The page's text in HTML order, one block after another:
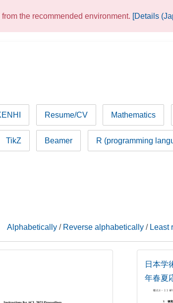
the recommended environment. [Details
Resume/CV Mathematics
TikZ Beamer R (programming
Alphabetically / Reverse alphabetically / Least
日本学
年春夏